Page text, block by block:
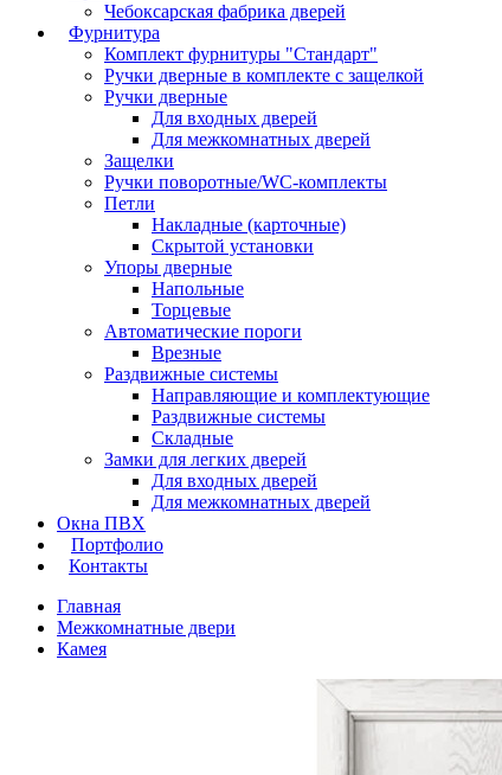
Чебоксарская фабрика дверей
Фурнитура
Комплект фурнитуры "Стандарт"
Ручки дверные в комплекте с защелкой
Ручки дверные
Для входных дверей
Для межкомнатных дверей
Защелки
Ручки поворотные/WC-комплекты
Петли
Накладные (карточные)
Скрытой установки
Упоры дверные
Напольные
Торцевые
Автоматические пороги
Врезные
Раздвижные системы
Направляющие и комплектующие
Раздвижные системы
Складные
Замки для легких дверей
Для входных дверей
Для межкомнатных дверей
Окна ПВХ
Портфолио
Контакты
Главная
Межкомнатные двери
Камея